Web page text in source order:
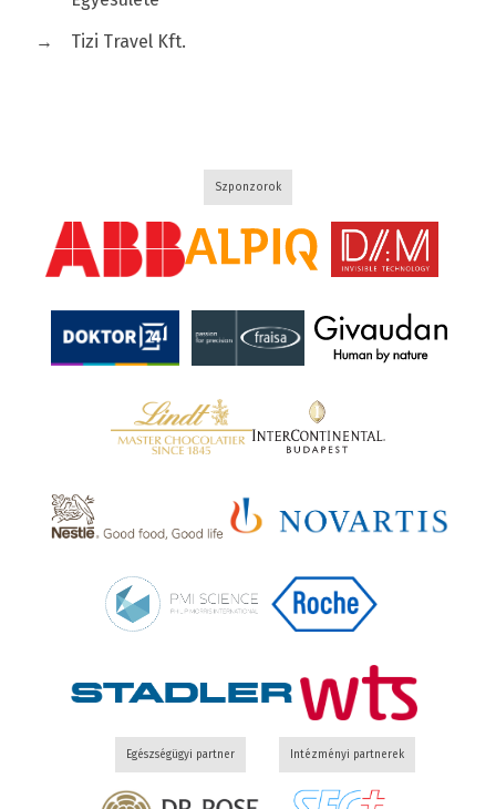
→
Tizi Travel Kft.
Szponzorok
Egészségügyi partner Intézményi partnerek